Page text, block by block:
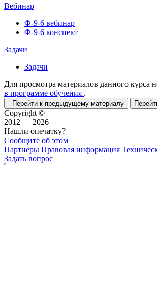
Вебинар
Ф-9-6 вебинар
Ф-9-6 конспект
Задачи
Задачи
Для просмотра материалов данного курса
в программе обучения .
Перейти к предыдущему материалу
Copyright ©
2012 — 2026
Нашли опечатку?
Сообщите об этом
Партнеры Правовая информация
Задать вопрос